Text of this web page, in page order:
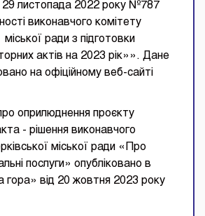
29 листопада 2022 року №787
виконавчого комітету
міської ради з підготовки
актів на 2023 рік»». Дане
на офіційному веб-сайті
оприлюднення проєкту
- рішення виконавчого
міської ради «Про
послуги» опубліковано в
гора» від 20 жовтня 2023 року